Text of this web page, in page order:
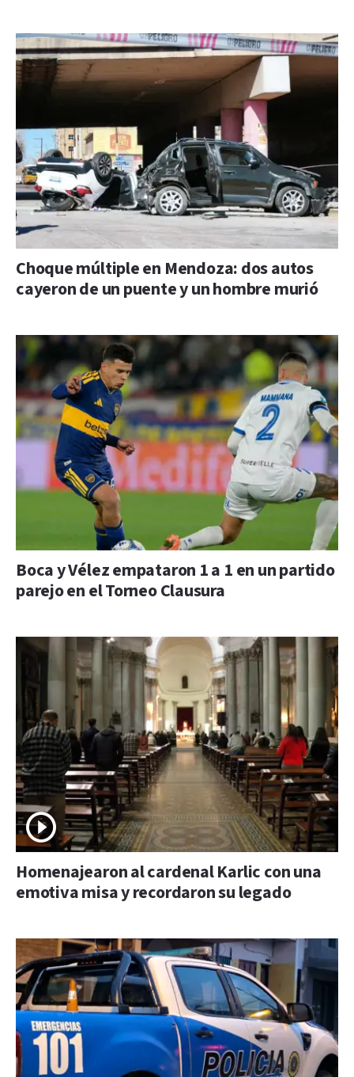
Choque múltiple en Mendoza: dos autos
cayeron de un puente y un hombre murió
Boca y Vélez empataron 1 a 1 en un partido
parejo en el Torneo Clausura
Homenajearon al cardenal Karlic con una
emotiva misa y recordaron su legado